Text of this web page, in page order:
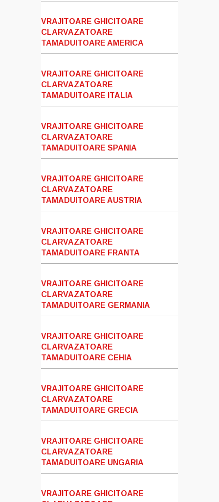
VRAJITOARE GHICITOARE
CLARVAZATOARE
TAMADUITOARE AMERICA
VRAJITOARE GHICITOARE
CLARVAZATOARE
TAMADUITOARE ITALIA
VRAJITOARE GHICITOARE
CLARVAZATOARE
TAMADUITOARE SPANIA
VRAJITOARE GHICITOARE
CLARVAZATOARE
TAMADUITOARE AUSTRIA
VRAJITOARE GHICITOARE
CLARVAZATOARE
TAMADUITOARE FRANTA
VRAJITOARE GHICITOARE
CLARVAZATOARE
TAMADUITOARE GERMANIA
VRAJITOARE GHICITOARE
CLARVAZATOARE
TAMADUITOARE CEHIA
VRAJITOARE GHICITOARE
CLARVAZATOARE
TAMADUITOARE GRECIA
VRAJITOARE GHICITOARE
CLARVAZATOARE
TAMADUITOARE UNGARIA
VRAJITOARE GHICITOARE